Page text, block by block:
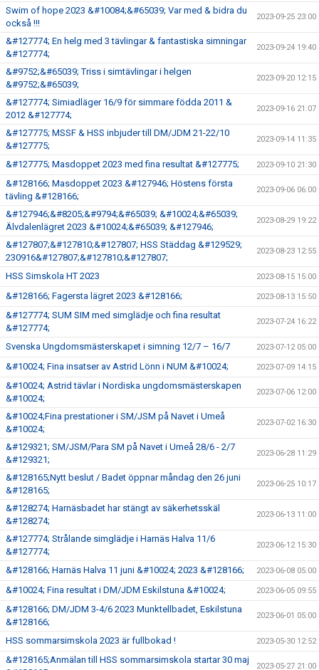
Swim of hope 2023 &#10084;&#65039; Var med & bidra du
också !!!
2023-09-25 23:00
&#127774; En helg med 3 tävlingar & fantastiska simningar
&#127774;
2023-09-24 19:40
&#9752;&#65039; Triss i simtävlingar i helgen
&#9752;&#65039;
2023-09-20 12:15
&#127774; Simiadläger 16/9 för simmare födda 2011 &
2012 &#127774;
2023-09-16 21:07
&#127775; MSSF & HSS inbjuder till DM/JDM 21-22/10
&#127775;
2023-09-14 11:35
&#127775; Masdoppet 2023 med fina resultat &#127775; 2023-09-10 21:30
&#128166; Masdoppet 2023 &#127946; Höstens första
tävling &#128166;
2023-09-06 06:00
&#127946;&#8205;&#9794;&#65039; &#10024;&#65039;
Älvdalenlägret 2023 &#10024;&#65039; &#127946;
2023-08-29 19:22
&#127807;&#127810;&#127807; HSS Städdag &#129529;
230916&#127807;&#127810;&#127807;
2023-08-23 12:55
HSS Simskola HT 2023 2023-08-15 15:00
&#128166; Fagersta lägret 2023 &#128166; 2023-08-13 15:50
&#127774; SUM SIM med simglädje och fina resultat
&#127774;
2023-07-24 16:22
Svenska Ungdomsmästerskapet i simning 12/7 – 16/7 2023-07-12 05:00
&#10024; Fina insatser av Astrid Lönn i NUM &#10024; 2023-07-09 14:15
&#10024; Astrid tävlar i Nordiska ungdomsmästerskapen
&#10024;
2023-07-06 12:00
&#10024;Fina prestationer i SM/JSM på Navet i Umeå
&#10024;
2023-07-02 16:30
&#129321; SM/JSM/Para SM på Navet i Umeå 28/6 - 2/7
&#129321;
2023-06-28 11:29
&#128165;Nytt beslut / Badet öppnar måndag den 26 juni
&#128165;
2023-06-25 10:17
&#128274; Harnäsbadet har stängt av säkerhetsskäl
&#128274;
2023-06-13 11:00
&#127774; Strålande simglädje i Harnäs Halva 11/6
&#127774;
2023-06-12 15:30
&#128166; Harnäs Halva 11 juni &#10024; 2023 &#128166; 2023-06-08 05:00
&#10024; Fina resultat i DM/JDM Eskilstuna &#10024; 2023-06-05 09:55
&#128166; DM/JDM 3-4/6 2023 Munktellbadet, Eskilstuna
&#128166;
2023-06-01 05:00
HSS sommarsimskola 2023 är fullbokad ! 2023-05-30 12:52
&#128165;Anmälan till HSS sommarsimskola startar 30 maj
2023-05-27 21:00